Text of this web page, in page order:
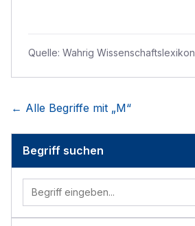
Quelle: Wahrig Wissenschaftslexikon
← Alle Begriffe mit „M“
Begriff suchen